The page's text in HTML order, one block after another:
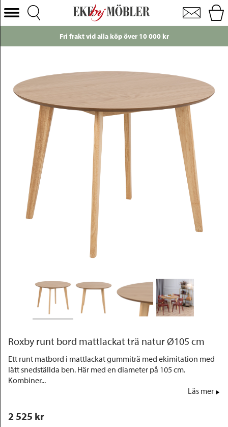
Roxby runt bord mattlackat trä natur Ø105 cm
Välj Kategori
Bord
Stolar
Förvaring
Inredning
Mattor
Belysning
Utemöbler
Fri frakt vid alla köp över 10 000 kr
Roxby runt bord mattlackat trä natur Ø105 cm
Ett runt matbord i mattlackat gummiträ med ekimitation med
lätt snedställda ben. Här med en diameter på 105 cm.
Kombiner...
Läs mer
2 525 kr